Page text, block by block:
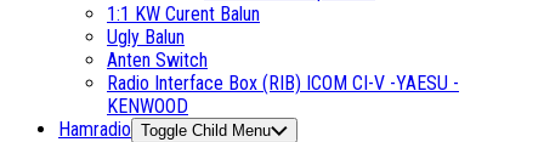
1:1 KW Curent Balun
Ugly Balun
Anten Switch
Radio Interface Box (RIB) ICOM CI-V -YAESU -
KENWOOD
Hamradio Toggle Child Menu